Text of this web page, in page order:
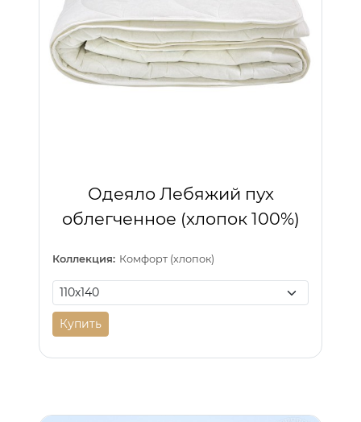
Одеяло Лебяжий пух
облегченное (хлопок 100%)
Коллекция: Комфорт (хлопок)
Купить